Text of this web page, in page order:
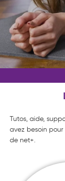
Tutos, aide,
avez besoin
de net+.